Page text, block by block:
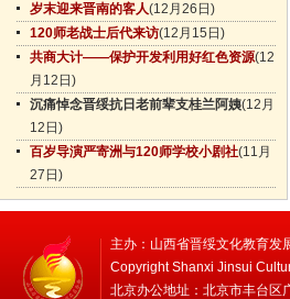
岁末迎来晋南的客人(12月26日)
120师老战士后代来访(12月15日)
共商大计——保护开发利用好红色资源(12
月12日)
沉痛悼念晋绥抗日老前辈支桂兰阿姨(12月
12日)
百岁导演严寄洲与120师学校小剧社(11月
27日)
主办：山西省晋绥文化教育
Copyright Shanxi Jinsui
北京办公地址：北京市丰台